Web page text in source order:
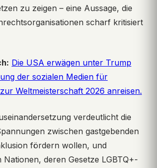
zu zeigen – eine Aussage, die
scharf kritisiert
Die USA erwägen unter Trump
der sozialen Medien für
Weltmeisterschaft 2026 anreisen.
verdeutlicht die
zwischen gastgebenden
fördern wollen, und
Nationen, deren Gesetze LGBTQ+-